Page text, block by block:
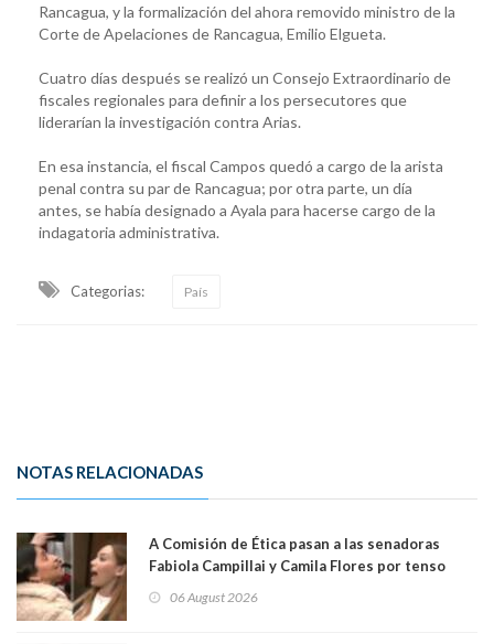
Rancagua, y la formalización del ahora removido ministro de la
Corte de Apelaciones de Rancagua, Emilio Elgueta.
Cuatro días después se realizó un Consejo Extraordinario de
fiscales regionales para definir a los persecutores que
liderarían la investigación contra Arias.
En esa instancia, el fiscal Campos quedó a cargo de la arista
penal contra su par de Rancagua; por otra parte, un día
antes, se había designado a Ayala para hacerse cargo de la
indagatoria administrativa.
Categorias: País
NOTAS RELACIONADAS
A Comisión de Ética pasan a las senadoras
Fabiola Campillai y Camila Flores por tenso
06 August 2026